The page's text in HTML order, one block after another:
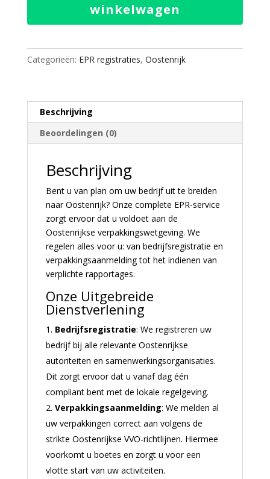
winkelwagen
Categorieën: EPR registraties, Oostenrijk
Beschrijving
Beoordelingen (0)
Beschrijving
Bent u van plan om uw bedrijf uit te breiden
naar Oostenrijk? Onze complete EPR-service
zorgt ervoor dat u voldoet aan de
Oostenrijkse verpakkingswetgeving. We
regelen alles voor u: van bedrijfsregistratie en
verpakkingsaanmelding tot het indienen van
verplichte rapportages.
Onze Uitgebreide
Dienstverlening
Bedrijfsregistratie: We registreren uw
bedrijf bij alle relevante Oostenrijkse
autoriteiten en samenwerkingsorganisaties.
Dit zorgt ervoor dat u vanaf dag één
compliant bent met de lokale regelgeving.
Verpakkingsaanmelding: We melden al
uw verpakkingen correct aan volgens de
strikte Oostenrijkse VVO-richtlijnen. Hiermee
voorkomt u boetes en zorgt u voor een
vlotte start van uw activiteiten.